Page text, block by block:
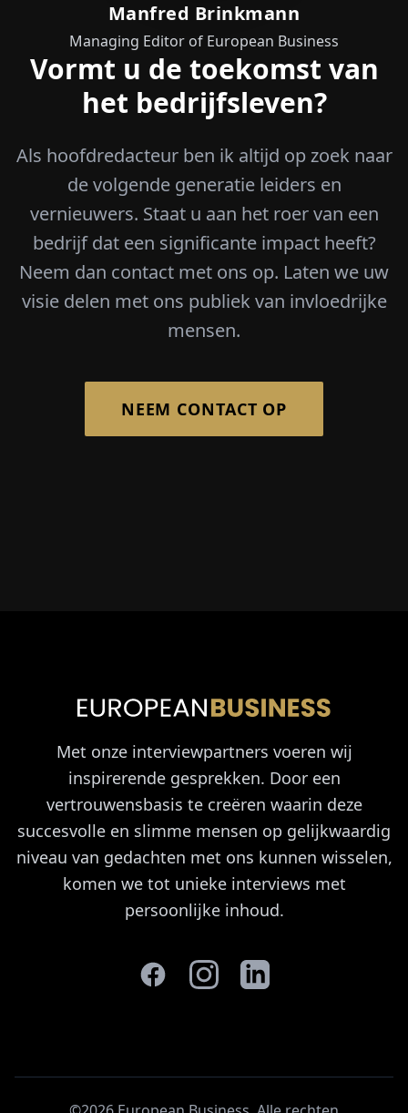
Manfred Brinkmann
Managing Editor of European Business
Vormt u de toekomst van
het bedrijfsleven?
Als hoofdredacteur ben ik altijd op zoek naar
de volgende generatie leiders en
vernieuwers. Staat u aan het roer van een
bedrijf dat een significante impact heeft?
Neem dan contact met ons op. Laten we uw
visie delen met ons publiek van invloedrijke
mensen.
NEEM CONTACT OP
Met onze interviewpartners voeren wij
inspirerende gesprekken. Door een
vertrouwensbasis te creëren waarin deze
succesvolle en slimme mensen op gelijkwaardig
niveau van gedachten met ons kunnen wisselen,
komen we tot unieke interviews met
persoonlijke inhoud.